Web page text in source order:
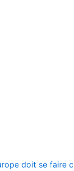
doit se faire